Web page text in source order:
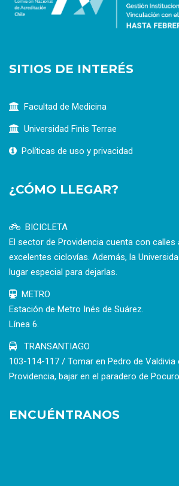
SITIOS DE INTERÉS
Facultad de Medicina
Universidad Finis Terrae
Políticas de uso y privacidad
¿CÓMO LLEGAR?
BICICLETA
El sector de Providencia cuenta con calles
excelentes ciclovías. Además, la
lugar especial para dejarlas.
METRO
Estación de Metro Inés de Suárez.
Línea 6.
TRANSANTIAGO
103-114-117 / Tomar en Pedro de Valdivia
Providencia, bajar en el paradero de
ENCUÉNTRANOS